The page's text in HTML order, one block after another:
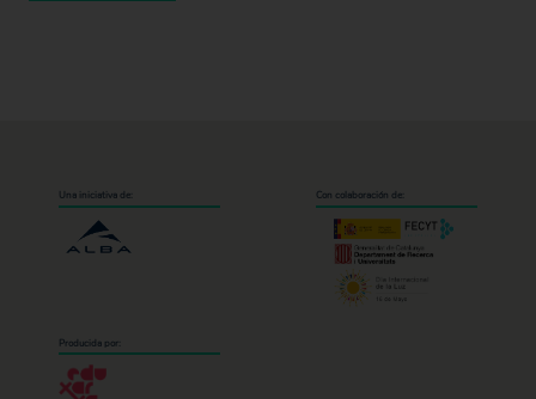
Una iniciativa de: Con colaboración de:
Producida por: